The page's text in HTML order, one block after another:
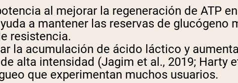
al mejorar la regeneración de ATP
a mantener las reservas de
resistencia.
la acumulación de ácido láctico y
alta intensidad (Jagim et al., 2019; Harty
que experimentan muchos usuarios.